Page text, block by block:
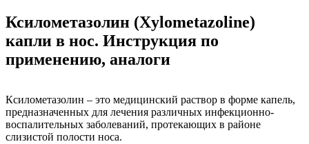
Ксилометазолин (Xylometazoline)
капли в нос. Инструкция по
применению, аналоги
Ксилометазолин – это медицинский раствор в форме капель,
предназначенных для лечения различных инфекционно-
воспалительных заболеваний, протекающих в районе
слизистой полости носа.